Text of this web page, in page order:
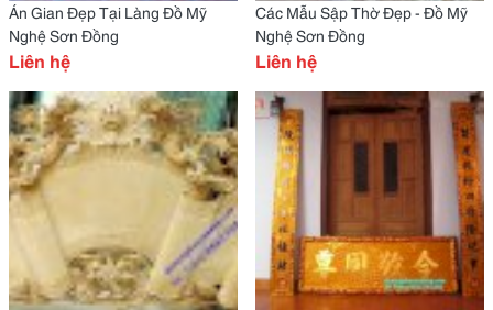
Án Gian Đẹp Tại Làng Đồ Mỹ
Nghệ Sơn Đồng
Liên hệ
Các Mẫu Sập Thờ Đẹp - Đồ Mỹ
Nghệ Sơn Đồng
Liên hệ